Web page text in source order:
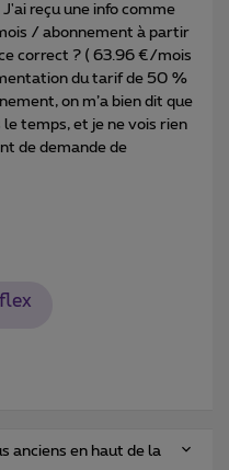
reçu une info comme
/ abonnement à partir
correct ? ( 63.96 €/mois
du tarif de 50 %
on m’a bien dit que
temps, et je ne vois rien
de demande de
flex
anciens en haut de la